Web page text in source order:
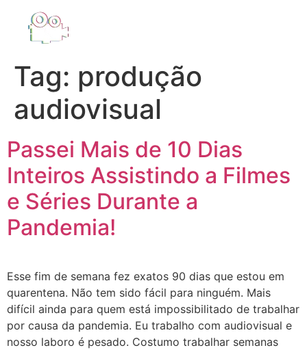
Tag: produção
audiovisual
Passei Mais de 10 Dias
Inteiros Assistindo a Filmes
e Séries Durante a
Pandemia!
Esse fim de semana fez exatos 90 dias que estou em
quarentena. Não tem sido fácil para ninguém. Mais
difícil ainda para quem está impossibilitado de trabalhar
por causa da pandemia. Eu trabalho com audiovisual e
nosso laboro é pesado. Costumo trabalhar semanas